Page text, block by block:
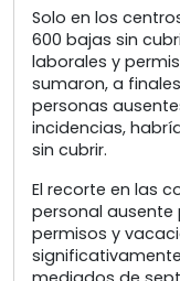
Solo en los
600 bajas sin
laborales y
sumaron, a
personas
incidencias,
sin cubrir.
El recorte en las
personal
permisos y